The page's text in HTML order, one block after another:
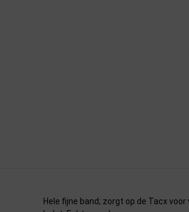
Hele fijne band; zorgt op de Tacx